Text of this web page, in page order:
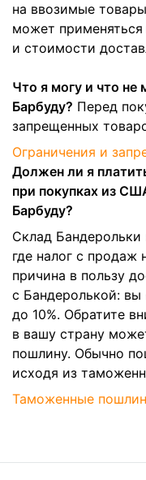
на ввозимые
может
и стоимости
Что я могу и что не
Барбуду? Перед
запрещенных
Ограничения и
Должен ли я
при покупках из
Барбуду?
Склад Бандерольки
где налог с продаж
причина в пользу
с Бандеролькой: вы
до 10%. Обратите
в вашу страну
пошлину. Обычно
исходя из
Таможенные